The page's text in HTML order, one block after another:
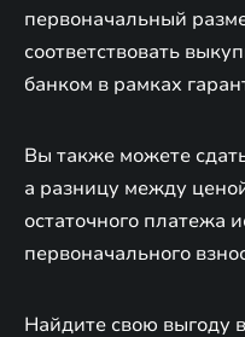
первоначальный
соответствовать
банком в рамках
Вы также можете
а разницу между
остаточного платежа
первоначального
Найдите свою выгоду